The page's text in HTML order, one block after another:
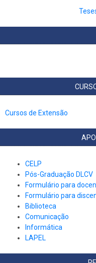
Cursos de Extensão
CELP
Pós-Graduação DLCV
Formulário para
Formulário para
Biblioteca
Comunicação
Informática
LAPEL